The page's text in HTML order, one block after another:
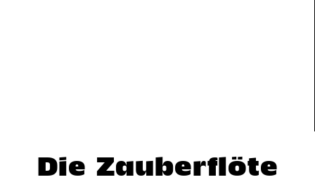
Die Zauberflöte